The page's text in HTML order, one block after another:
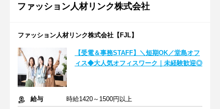
ファッション人材リンク株式会社
ファッション人材リンク株式会社【FJL】
【受電＆事務STAFF】＼短期OK／堂島オフ
ィス◆大人気オフィスワーク｜未経験歓迎◎
給与
時給1420～1500円以上